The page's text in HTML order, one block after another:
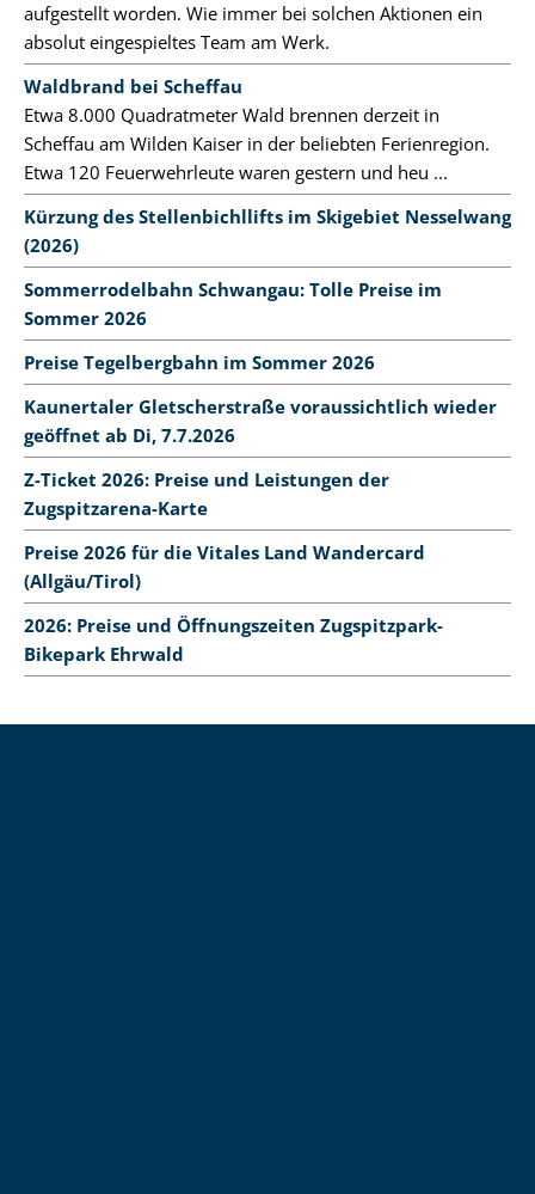
aufgestellt worden. Wie immer bei solchen Aktionen ein
absolut eingespieltes Team am Werk.
Waldbrand bei Scheffau
Etwa 8.000 Quadratmeter Wald brennen derzeit in
Scheffau am Wilden Kaiser in der beliebten Ferienregion.
Etwa 120 Feuerwehrleute waren gestern und heu ...
Kürzung des Stellenbichllifts im Skigebiet Nesselwang
(2026)
Sommerrodelbahn Schwangau: Tolle Preise im
Sommer 2026
Preise Tegelbergbahn im Sommer 2026
Kaunertaler Gletscherstraße voraussichtlich wieder
geöffnet ab Di, 7.7.2026
Z-Ticket 2026: Preise und Leistungen der
Zugspitzarena-Karte
Preise 2026 für die Vitales Land Wandercard
(Allgäu/Tirol)
2026: Preise und Öffnungszeiten Zugspitzpark-
Bikepark Ehrwald